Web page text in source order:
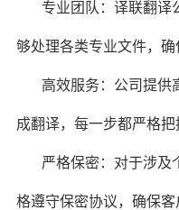
专业团队：译联翻译
够处理各类专业文件，确
高效服务：公司提供
成翻译，每一步都严格把
严格保密：对于涉及
格遵守保密协议，确保客